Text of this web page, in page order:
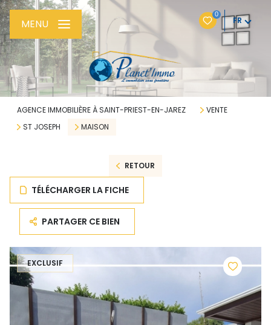
0
FR
MENU
AGENCE IMMOBILIÈRE À SAINT-PRIEST-EN-JAREZ
VENTE
ST JOSEPH
MAISON
RETOUR
TÉLÉCHARGER LA FICHE
PARTAGER CE BIEN
EXCLUSIF